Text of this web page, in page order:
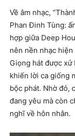
Về âm nhạc,
Phan Đinh Tùng:
hợp giữa Deep
nên nền nhạc
Giọng hát được xử
khiến lời ca giống
bộc phát. Nhờ đó,
đang yêu mà còn
nghĩ về hôn nhân.